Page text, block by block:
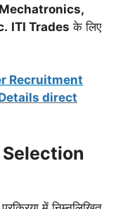
ITI Trades के लिए
Recruitment
direct